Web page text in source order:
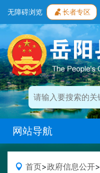
无障碍浏览 长者专区
网站导航
首页>政府信息公开>